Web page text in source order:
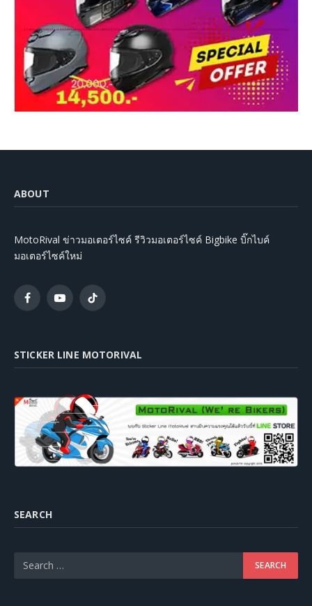
ABOUT
MotoRival ข่าวมอเตอร์ไซค์ รีวิวมอเตอร์ไซค์ Bigbike บิ๊กไบค์
มอเตอร์ไซค์ใหม่
FacebookYouTubeTikTok
STICKER LINE MOTORIVAL
SEARCH